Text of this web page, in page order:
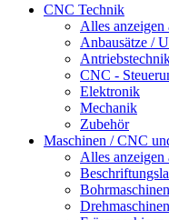
CNC Technik
Alles
Anbausätze /
CNC -
Elektronik
Mechanik
Zubehör
Maschinen / CNC
Alles
Bohrmaschinen
Drehmaschinen